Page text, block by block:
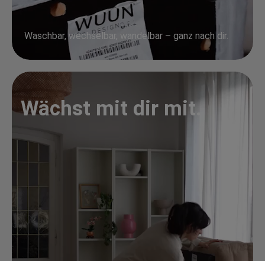
Waschbar, wechselbar, wandelbar – ganz nach dir.
Wächst mit dir mit.